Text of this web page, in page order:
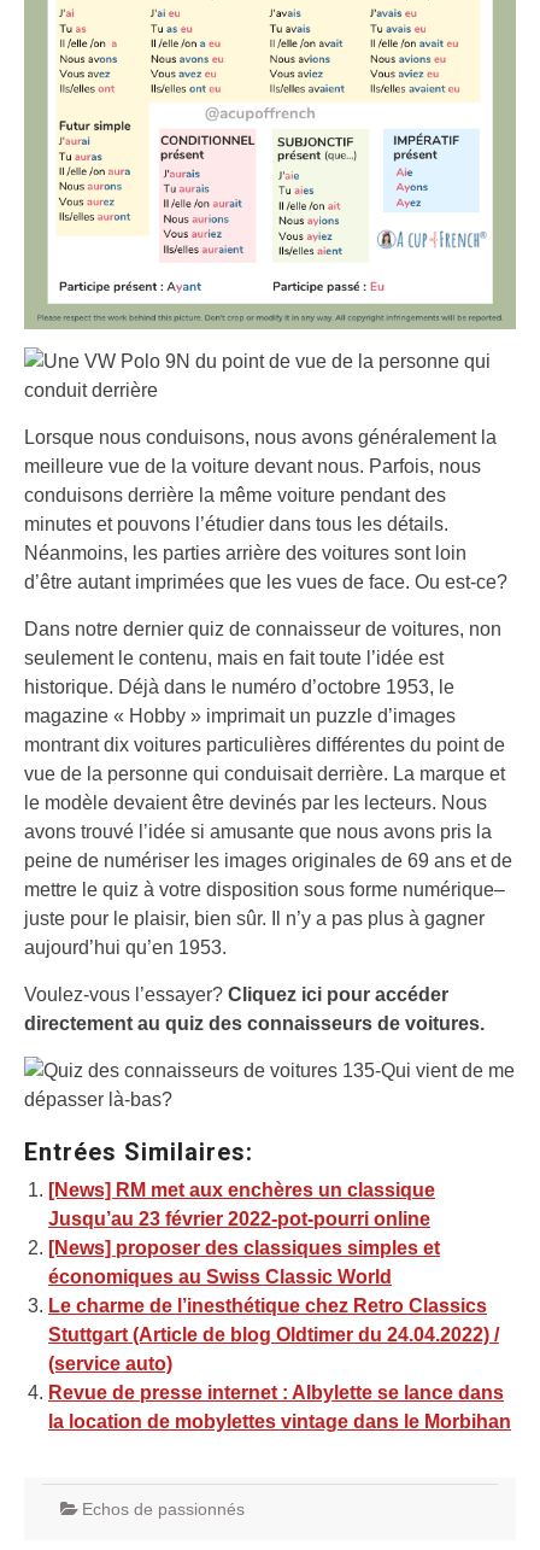
Lorsque nous conduisons, nous avons généralement la
meilleure vue de la voiture devant nous. Parfois, nous
conduisons derrière la même voiture pendant des
minutes et pouvons l’étudier dans tous les détails.
Néanmoins, les parties arrière des voitures sont loin
d’être autant imprimées que les vues de face. Ou est-ce?
Dans notre dernier quiz de connaisseur de voitures, non
seulement le contenu, mais en fait toute l’idée est
historique. Déjà dans le numéro d’octobre 1953, le
magazine « Hobby » imprimait un puzzle d’images
montrant dix voitures particulières différentes du point de
vue de la personne qui conduisait derrière. La marque et
le modèle devaient être devinés par les lecteurs. Nous
avons trouvé l’idée si amusante que nous avons pris la
peine de numériser les images originales de 69 ans et de
mettre le quiz à votre disposition sous forme numérique–
juste pour le plaisir, bien sûr. Il n’y a pas plus à gagner
aujourd’hui qu’en 1953.
Voulez-vous l’essayer? Cliquez ici pour accéder
directement au quiz des connaisseurs de voitures.
Entrées Similaires:
[News] RM met aux enchères un classique
Jusqu’au 23 février 2022-pot-pourri online
[News] proposer des classiques simples et
économiques au Swiss Classic World
Le charme de l’inesthétique chez Retro Classics
Stuttgart (Article de blog Oldtimer du 24.04.2022) /
(service auto)
Revue de presse internet : Albylette se lance dans
la location de mobylettes vintage dans le Morbihan
Echos de passionnés